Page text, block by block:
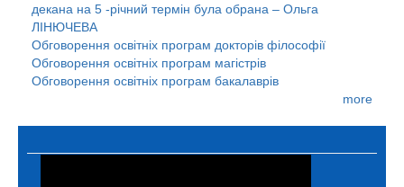
декана на 5 -річний термін була обрана – Ольга
ЛІНЮЧЕВА
Обговорення освітніх програм докторів філософії
Обговорення освітніх програм магістрів
Обговорення освітніх програм бакалаврів
more